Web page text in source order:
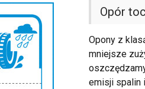
Opór
Opony z
mniejsze
emisji spalin